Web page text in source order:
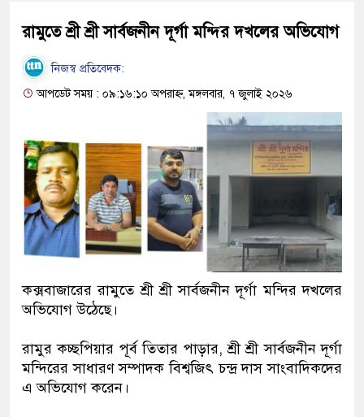
রামুতে ​শ্রী শ্রী সার্বজনীন দূর্গা মন্দির দখলের অভিযোগ
নিজস্ব প্রতিবেদক:
আপডেট সময় : ০৯:১৬:১০ অপরাহ্ন, মঙ্গলবার, ৭ জুলাই ২০২৬
কক্সবাজারের রামুতে ​শ্রী শ্রী সার্বজনীন দূর্গা মন্দির দখলের
অভিযোগ উঠেছে।
‎রামুর কচ্ছপিয়ার ​পূর্ব তিতার পাড়ার, শ্রী শ্রী সার্বজনীন দূর্গা
মন্দিরের সাধারণ সম্পাদক বিশ্বজিৎ চন্দ্র দাস সাংবাদিকদের
এ অভিযোগ করেন।